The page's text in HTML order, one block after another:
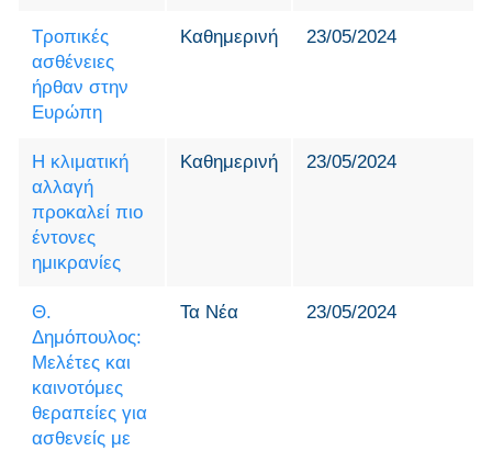
Τροπικές
ασθένειες
ήρθαν στην
Ευρώπη
Καθημερινή 23/05/2024
Η κλιματική
αλλαγή
προκαλεί πιο
έντονες
ημικρανίες
Καθημερινή 23/05/2024
Θ.
Δημόπουλος:
Μελέτες και
καινοτόμες
θεραπείες για
ασθενείς με
Τα Νέα 23/05/2024